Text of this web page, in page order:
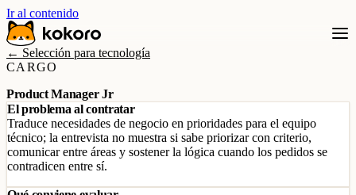
Ir al contenido
← Selección para tecnología
CARGO
Product Manager Jr
El problema al contratar
Traduce necesidades de negocio en prioridades para el equipo
técnico; la entrevista no muestra si sabe priorizar con criterio,
comunicar entre áreas y sostener la lógica cuando los pedidos se
contradicen entre sí.